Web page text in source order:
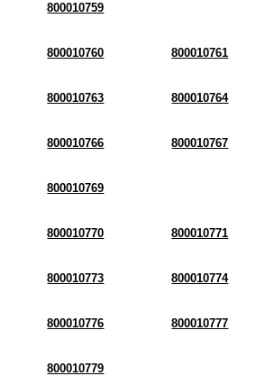
800010759
800010760 800010761
800010763 800010764
800010766 800010767
800010769
800010770 800010771
800010773 800010774
800010776 800010777
800010779